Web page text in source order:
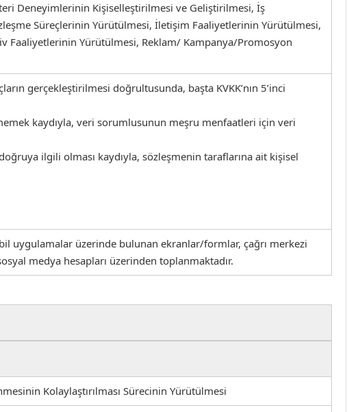
Deneyimlerinin Kişiselleştirilmesi ve Geliştirilmesi, İş
Süreçlerinin Yürütülmesi, İletişim Faaliyetlerinin Yürütülmesi,
Faaliyetlerinin Yürütülmesi, Reklam/ Kampanya/Promosyon
gerçekleştirilmesi doğrultusunda, başta KVKK’nın 5’inci
kaydıyla, veri sorumlusunun meşru menfaatleri için veri
ilgili olması kaydıyla, sözleşmenin taraflarına ait kişisel
uygulamalar üzerinde bulunan ekranlar/formlar, çağrı merkezi
medya hesapları üzerinden toplanmaktadır.
Kolaylaştırılması Sürecinin Yürütülmesi